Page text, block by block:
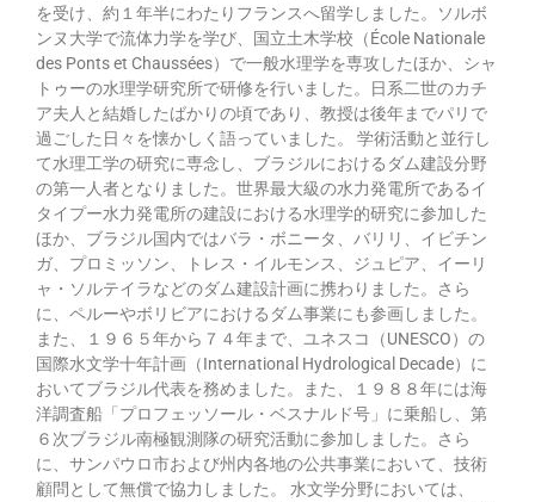
を受け、約１年半にわたりフランスへ留学しました。ソルボ
ンヌ大学で流体力学を学び、国立土木学校（École Nationale
des Ponts et Chaussées）で一般水理学を専攻したほか、シャ
トゥーの水理学研究所で研修を行いました。日系二世のカチ
ア夫人と結婚したばかりの頃であり、教授は後年までパリで
過ごした日々を懐かしく語っていました。 学術活動と並行し
て水理工学の研究に専念し、ブラジルにおけるダム建設分野
の第一人者となりました。世界最大級の水力発電所であるイ
タイプー水力発電所の建設における水理学的研究に参加した
ほか、ブラジル国内ではバラ・ボニータ、バリリ、イビチン
ガ、プロミッソン、トレス・イルモンス、ジュピア、イーリ
ャ・ソルテイラなどのダム建設計画に携わりました。さら
に、ペルーやボリビアにおけるダム事業にも参画しました。
また、１９６５年から７４年まで、ユネスコ（UNESCO）の
国際水文学十年計画（International Hydrological Decade）に
おいてブラジル代表を務めました。また、１９８８年には海
洋調査船「プロフェッソール・ベスナルド号」に乗船し、第
６次ブラジル南極観測隊の研究活動に参加しました。さら
に、サンパウロ市および州内各地の公共事業において、技術
顧問として無償で協力しました。 水文学分野においては、